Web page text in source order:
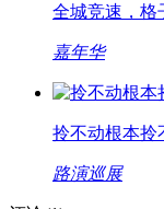
全城竞速，格
嘉年华
拎不动根本拎
路演巡展